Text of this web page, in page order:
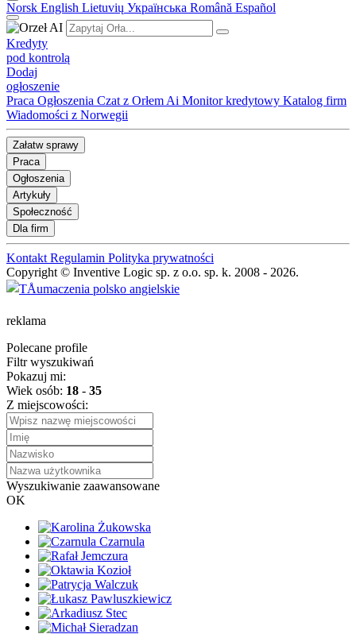
Norsk English Lietuvių Українська Română Español
Kredyty
pod kontrolą
Dodaj
ogłoszenie
Praca Ogłoszenia Czat z Orłem Ai Monitor kredytowy Katalog firm
Wiadomości z Norwegii
Załatw sprawy
Praca
Ogłoszenia
Artykuły
Społeczność
Dla firm
Kontakt Regulamin Polityka prywatności
Copyright © Inventive Logic sp. z o.o. sp. k. 2008 - 2026.
reklama
Polecane profile
Filtr wyszukiwań
Pokazuj mi:
Wiek osób: 18 - 35
Z miejscowości:
Wyszukiwanie zaawansowane
OK